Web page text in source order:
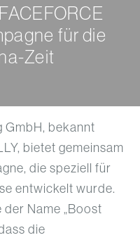
für die
Zeit
GmbH, bekannt
bietet gemeinsam
die speziell für
entwickelt wurde.
Name „Boost
die